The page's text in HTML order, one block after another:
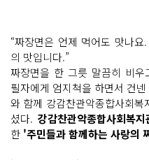
“짜장면은 언제 먹어도 맛나
의 맛입니다.”
짜장면을 한 그릇 말끔히 비우
필자에게 엄지척을 하면서 건
와 함께 강감찬관악종합사회
셨다.강감찬관악종합사회복지
한 '주민들과 함께하는 사랑의